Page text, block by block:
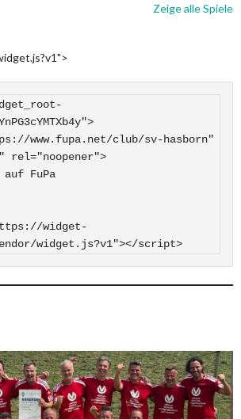
Zeige alle Spiele
rel="noopener">
widget-
widget.js?v1"></script>